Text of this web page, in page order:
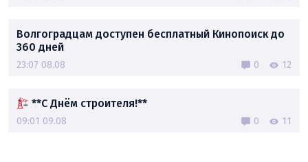
Волгоградцам доступен бесплатный Кинопоиск до
360 дней
23:07 08.08 0 12
**С Днём строителя!**
09:01 09.08 0 11